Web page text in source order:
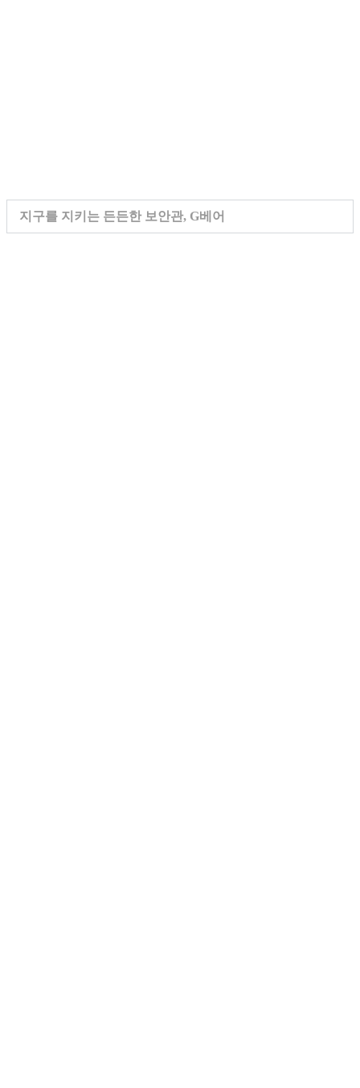
지구를 지키는 든든한 보안관, G베어